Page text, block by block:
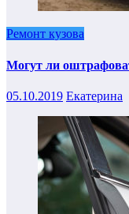
Ремонт кузова
Могут ли
05.10.2019 Екатерина